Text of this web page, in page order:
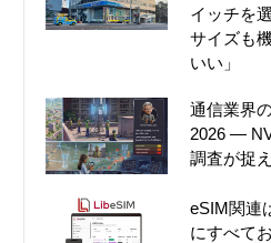
イッチを
サイズも
いい」
通信業界
2026 ―
調査が捉
eSIM関連
にすべて